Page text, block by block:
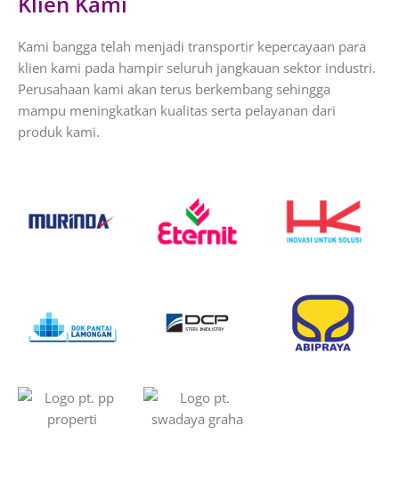
Kami bangga telah menjadi transportir kepercayaan para
klien kami pada hampir seluruh jangkauan sektor industri.
Perusahaan kami akan terus berkembang sehingga
mampu meningkatkan kualitas serta pelayanan dari
produk kami.